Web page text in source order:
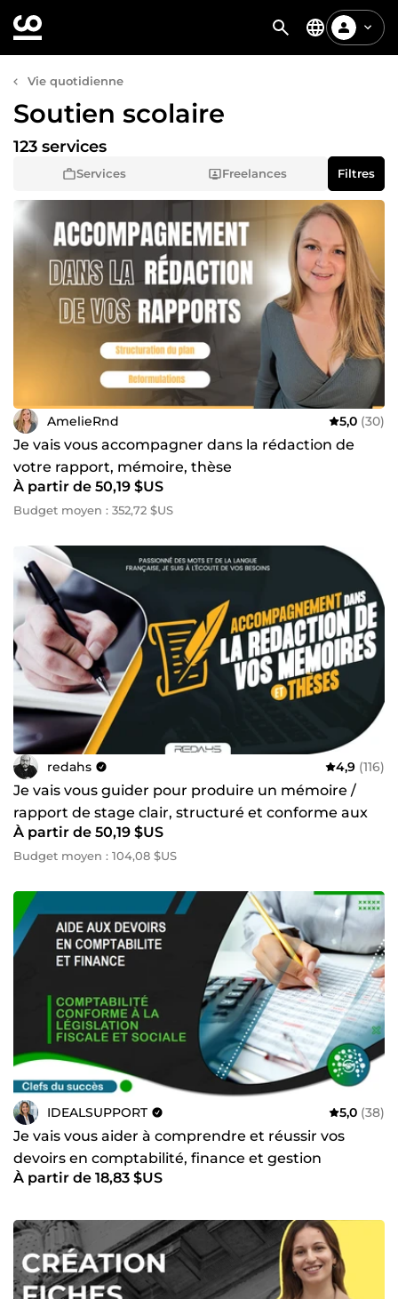
Vie quotidienne
Soutien scolaire
Services Freelances
123 services
Filtres
AmelieRnd 5,0 (30)
Je vais vous accompagner dans la rédaction de
votre rapport, mémoire, thèse
À partir de 50,19 $US
Budget moyen : 352,72 $US
redahs 4,9 (116)
Je vais vous guider pour produire un mémoire /
rapport de stage clair, structuré et conforme aux
normes
À partir de 50,19 $US
Budget moyen : 104,08 $US
IDEALSUPPORT 5,0 (38)
Je vais vous aider à comprendre et réussir vos
devoirs en comptabilité, finance et gestion
À partir de 18,83 $US